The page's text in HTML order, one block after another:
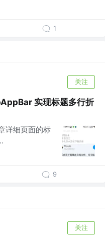
1
关注
实现标题多行折
详细页面的标
9
关注